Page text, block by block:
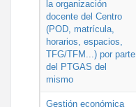
la organización
docente del Centro
(POD, matrícula,
horarios, espacios,
TFG/TFM...) por parte
del PTGAS del
mismo
Gestión económica